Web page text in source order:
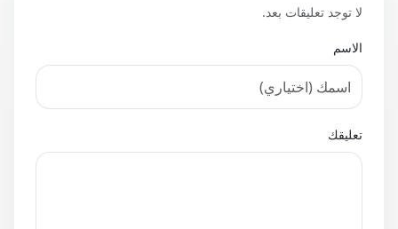
لا توجد تعليقات بعد.
الاسم
تعليقك